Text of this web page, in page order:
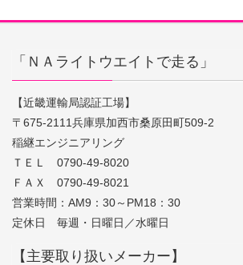
「ＮＡライトウエイトで走る」
【近畿運輸局認証工場】
〒675-2111兵庫県加西市桑原田町509-2
稲継エンジニアリング
ＴＥＬ 0790-49-8020
ＦＡＸ 0790-49-8021
営業時間：AM9：30～PM18：30
定休日 毎週・日曜日／水曜日
【主要取り扱いメーカー】